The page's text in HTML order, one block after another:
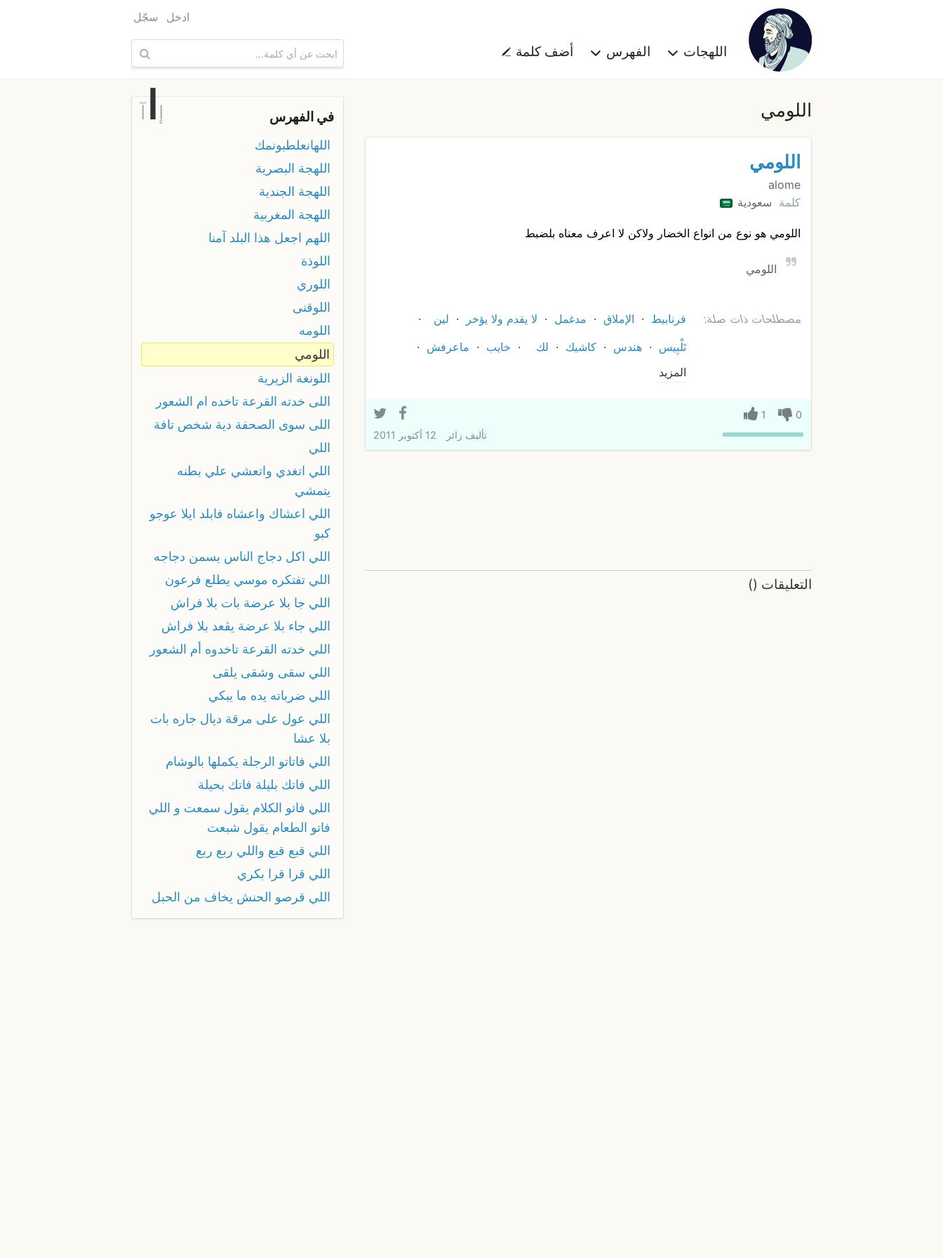
اللهجات الفهرس أضف كلمة
ادخل سجّل
اللومي
اللومي
alome
كلمة سعودية
اللومي هو نوع من انواع الخضار ولاكن لا اعرف معناه بلضبط
اللومي
مصطلحات ذات صلة: قرنابيط الإملاق مدغمل لا يقدم ولا يؤخر
لين
تَلْبِيس
هندس كاشيك لك خايب
ماعرفش
المزيد
0
1
تأليف زائر 12 أكتوبر 2011
التعليقات (
)
في الفهرس إ آ
اللهانعلطبونمك
اللهجة البصرية
اللهجة الجندية
اللهجة المغربية
اللهم اجعل هذا البلد آمنا
اللوذة
اللوري
اللوقنى
اللومه
اللومي
اللونغة الزيرية
اللى خدته القرعة تاخده ام الشعور
اللى سوى الصحفة دية شخص تافة
اللي
اللي اتغدي واتعشي علي بطنه
يتمشي
اللي اعشاك واعشاه فابلد ايلا عوجو
كبو
اللي اكل دجاج الناس يسمن دجاجه
اللي تفتكره موسي يطلع فرعون
اللي جا بلا عرضة بات بلا فراش
اللي جاء بلا عرضة يڨعد بلا فراش
اللي خدته القرعة تاخدوه أم الشعور
اللي سقى وشقى يلقى
اللي ضرباته يده ما يبكي
اللي عول على مرقة ديال جاره بات
بلا عشا
اللي فاتاتو الرجلة يكملها بالوشام
اللي فاتك بليلة فاتك بحيلة
اللي فاتو الكلام يقول سمعت و اللي
فاتو الطعام يقول شبعت
اللي قبع قبع واللي ربع ربع
اللي قرا قرا بكري
اللي قرصو الحنش يخاف من الحبل